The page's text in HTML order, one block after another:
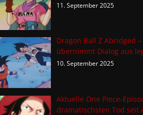
11. September 2025
Dragon Ball Z Abridged
übernimmt Dialog aus
10. September 2025
Aktuelle One Piece-
dramatischsten Tod seit